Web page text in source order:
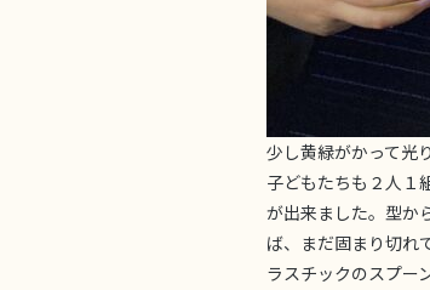
少し黄緑がかって光
子どもたちも２人１
が出来ました。型か
ば、まだ固まり切れ
ラスチックのスプー